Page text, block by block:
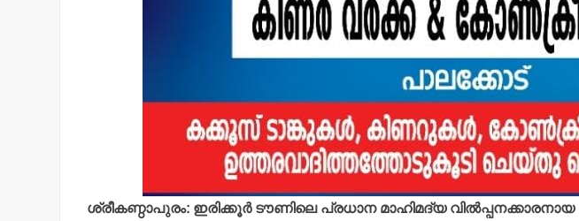
ശ്രീകണ്ഠാപുരം: ഇരിക്കൂര്‍ ടൗണിലെ പ്രധാന മാഹിമദ്യ